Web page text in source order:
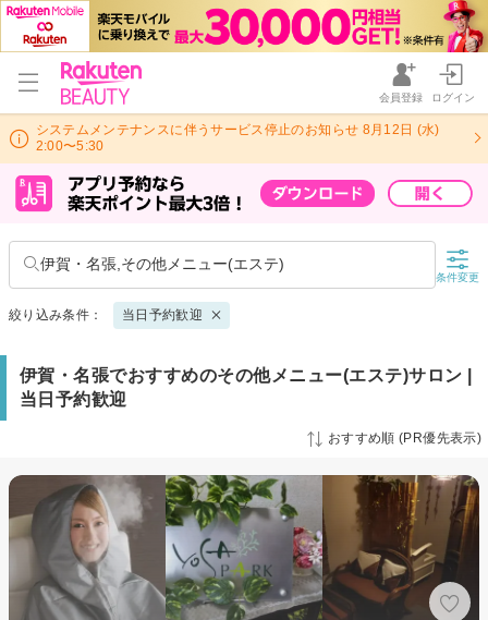
会員登録 ログイン
システムメンテナンスに伴うサービス停止のお知らせ 8月12日 (水)
2:00〜5:30
伊賀・名張,その他メニュー(エステ)
条件変更
絞り込み条件： 当日予約歓迎
伊賀・名張でおすすめのその他メニュー(エステ)サロン |
当日予約歓迎
おすすめ順 (PR優先表示)